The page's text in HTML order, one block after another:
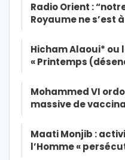
Radio Orient :
Royaume ne s’est
Hicham Alaoui* ou
« Printemps
Mohammed VI
massive de
Maati Monjib :
l’Homme «